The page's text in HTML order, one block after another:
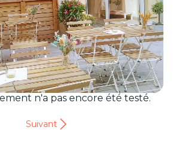
n'a pas encore été testé.
Suivant